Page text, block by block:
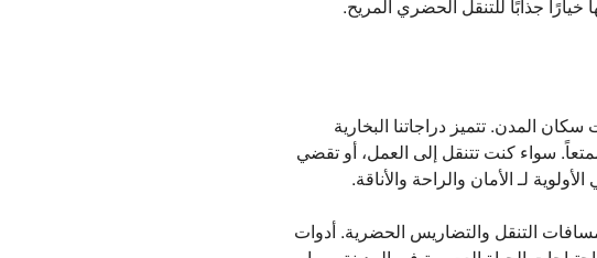
جذابًا للتنقل الحضري المريح.
المدن. تتميز دراجاتنا البخارية
سواء كنت تتنقل إلى العمل، أو تقضي
لـ الأمان والراحة والأناقة.
التنقل والتضاريس الحضرية. أدوات